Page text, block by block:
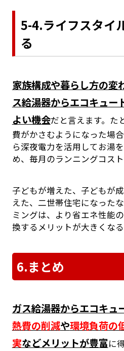
5-4.ライフスタイ
る
家族構成や暮らし方の変
ス給湯器からエコキュー
よい機会だと言えます。た
費がかさむようになった場
ら深夜電力を活用してお湯
め、毎月のランニングコスト
子どもが増えた、子どもが
えた、二世帯住宅になった
ミングは、より省エネ性能
換するメリットが大きくなる
6.まとめ
ガス給湯器からエコキュ
熱費の削減や環境負荷の
実などメリットが豊富に